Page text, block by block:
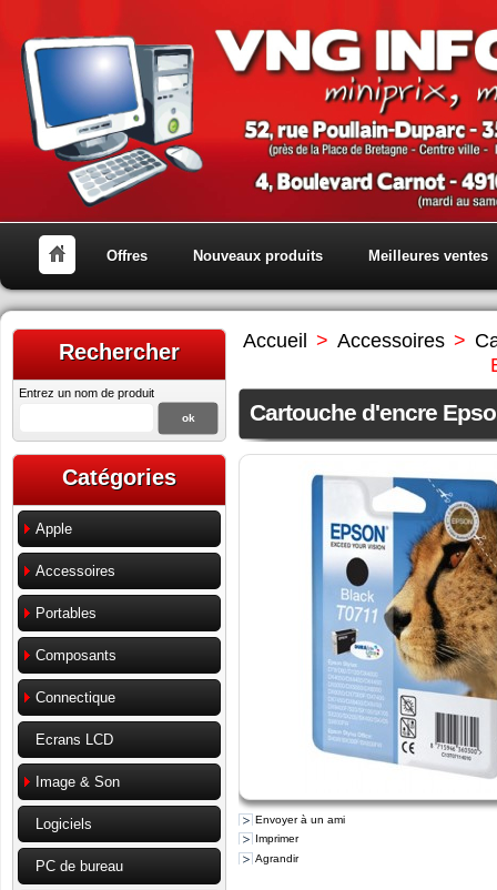
Offres Nouveaux produits Meilleures ventes
Rechercher
Entrez un nom de produit
Catégories
Apple
Accessoires
Portables
Composants
Connectique
Ecrans LCD
Image & Son
Logiciels
PC de bureau
Accueil > Accessoires >
Cartouche d'encre
Envoyer à un ami
Imprimer
Agrandir